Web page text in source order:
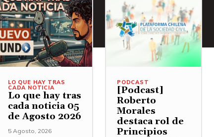
LO QUE HAY TRAS
CADA NOTICIA
Lo que hay tras
cada noticia 05
de Agosto 2026
5 Agosto, 2026
PODCAST
[Podcast]
Roberto
Morales
destaca rol de
Principios